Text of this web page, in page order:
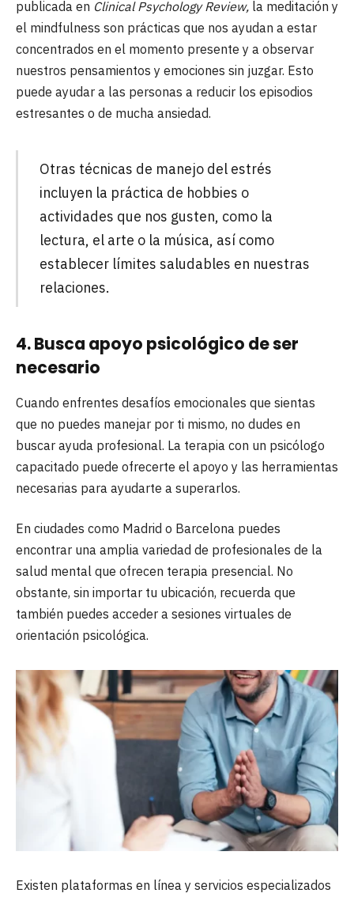
publicada en Clinical Psychology Review, la meditación y
el mindfulness son prácticas que nos ayudan a estar
concentrados en el momento presente y a observar
nuestros pensamientos y emociones sin juzgar. Esto
puede ayudar a las personas a reducir los episodios
estresantes o de mucha ansiedad.
Otras técnicas de manejo del estrés
incluyen la práctica de hobbies o
actividades que nos gusten, como la
lectura, el arte o la música, así como
establecer límites saludables en nuestras
relaciones.
4. Busca apoyo psicológico de ser
necesario
Cuando enfrentes desafíos emocionales que sientas
que no puedes manejar por ti mismo, no dudes en
buscar ayuda profesional. La terapia con un psicólogo
capacitado puede ofrecerte el apoyo y las herramientas
necesarias para ayudarte a superarlos.
En ciudades como Madrid o Barcelona puedes
encontrar una amplia variedad de profesionales de la
salud mental que ofrecen terapia presencial. No
obstante, sin importar tu ubicación, recuerda que
también puedes acceder a sesiones virtuales de
orientación psicológica.
Existen plataformas en línea y servicios especializados